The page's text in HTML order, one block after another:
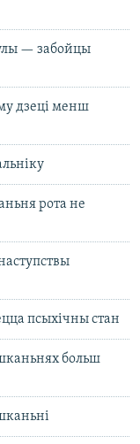
— забойцы
дзеці менш
рота не
псыхічны стан
больш